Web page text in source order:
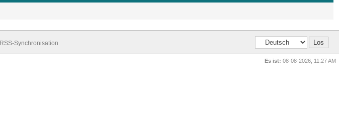
RSS-Synchronisation
Es ist: 08-08-2026, 11:27 AM